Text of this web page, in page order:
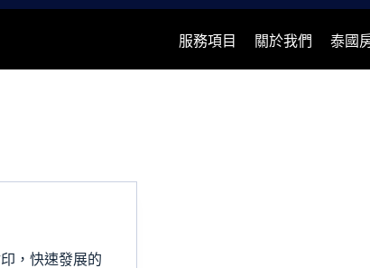
服務項目 關於我們 泰國
，快速發展的